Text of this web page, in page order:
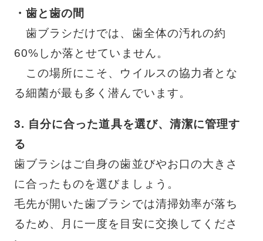
・歯と歯の間
歯ブラシだけでは、歯全体の汚れの約
60%しか落とせていません。
この場所にこそ、ウイルスの協力者とな
る細菌が最も多く潜んでいます。
3. 自分に合った道具を選び、清潔に管理す
る
歯ブラシはご自身の歯並びやお口の大きさ
に合ったものを選びましょう。
毛先が開いた歯ブラシでは清掃効率が落ち
るため、月に一度を目安に交換してくださ